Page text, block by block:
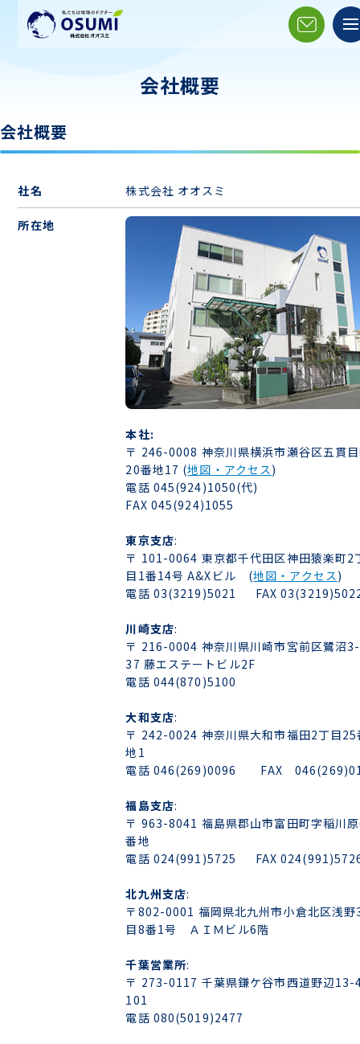
会社概要
会社概要
社名 株式会社 オオスミ
所在地
本社:
〒 246-0008 神奈川県横浜市瀬谷区五貫
20番地17 (地図・アクセス)
電話 045(924)1050(代)
FAX 045(924)1055
東京支店:
〒 101-0064 東京都千代田区神田猿楽町2
目1番14号 A&Xビル (地図・アクセス)
電話 03(3219)5021 FAX
川崎支店:
〒 216-0004 神奈川県川崎市宮前区鷺沼
37 藤エステートビル2F
電話 044(870)5100
大和支店:
〒 242-0024 神奈川県大和市福田2丁目25
地1
電話 046(269)0096 FAX
福島支店:
〒 963-8041 福島県郡山市富田町字稲川
番地
電話 024(991)5725 FAX
北九州支店:
〒802-0001 福岡県北九州市小倉北区浅野
目8番1号 ＡＩＭビル6階
千葉営業所:
〒 273-0117 千葉県鎌ケ谷市西道野辺
101
電話 080(5019)2477